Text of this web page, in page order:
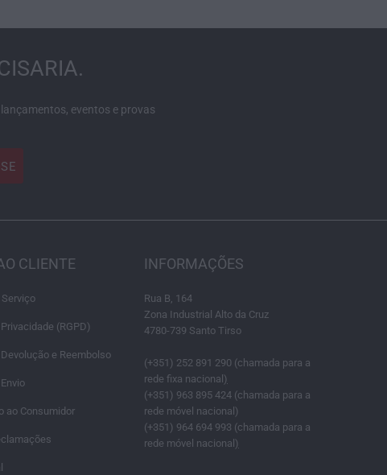
eventos e provas
CLIENTE
(RGPD)
e Reembolso
ao Consumidor
INFORMAÇÕES
Rua B, 164
Zona Industrial Alto da Cruz
4780-739 Santo Tirso
(+351) 252 891 290 (chamada para a
rede fixa nacional )
(+351) 963 895 424 (chamada para a
rede móvel nacional)
(+351) 964 694 993 (chamada para a
rede móvel nacional )